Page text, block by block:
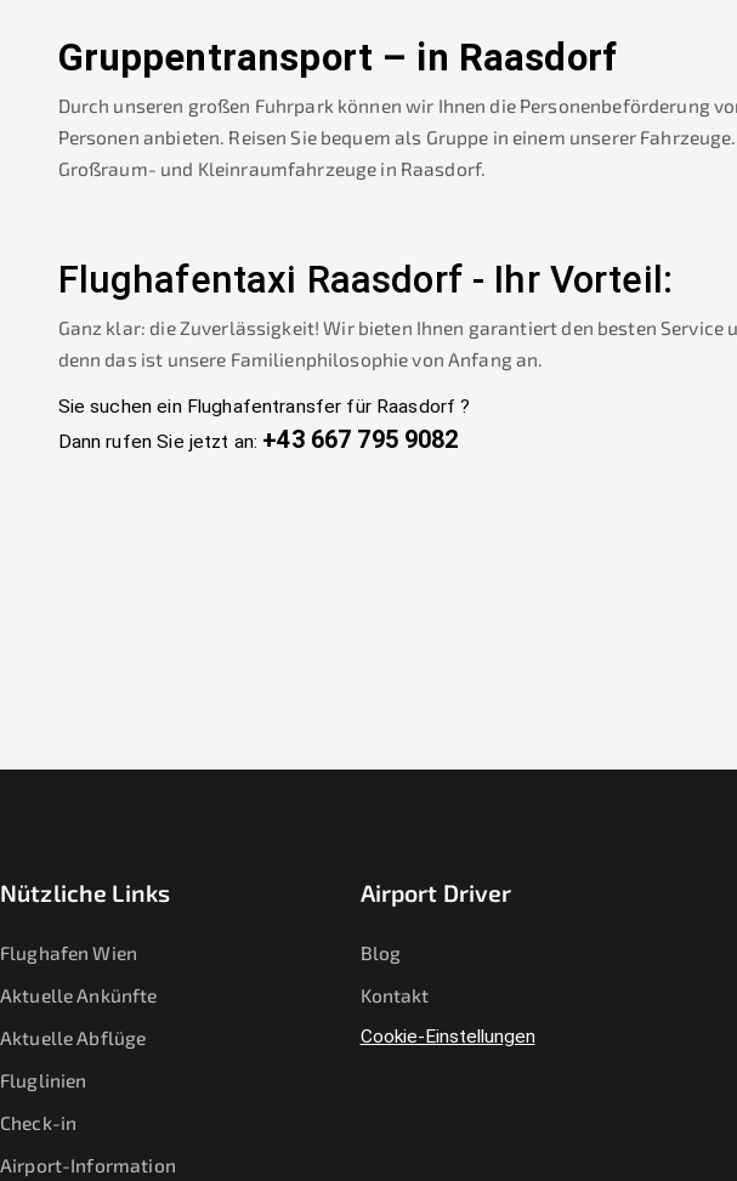
Gruppentransport – in Raasdorf
Durch unseren großen Fuhrpark können wir Ihnen die Personenbeförderung
Personen anbieten. Reisen Sie bequem als Gruppe in einem unserer
Großraum- und Kleinraumfahrzeuge in Raasdorf.
Flughafentaxi Raasdorf- Ihr Vorteil:
Ganz klar: die Zuverlässigkeit! Wir bieten Ihnen garantiert den besten Service
denn das ist unsere Familienphilosophie von Anfang an.
Sie suchen ein Flughafentransfer für Raasdorf ?
Dann rufen Sie jetzt an: +43 667 795 9082
Nützliche Links
Flughafen Wien
Aktuelle Ankünfte
Aktuelle Abflüge
Fluglinien
Check-in
Airport-Information
Airport Driver
Blog
Kontakt
Cookie-Einstellungen